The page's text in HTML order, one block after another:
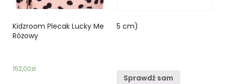
Kidzroom Plecak Lucky Me
Różowy
152,00zł
5 cm)
Sprawdź sam